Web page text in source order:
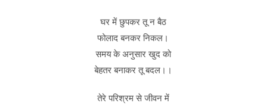
घर में छुपकर तू न बैठ
फोलाद बनकर निकल।
समय के अनुसार खुद को
बेहतर बनाकर तू बदल।।
तेरे परिश्रम से जीवन में